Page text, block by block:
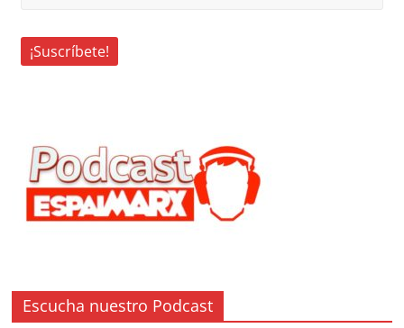
Escucha nuestro Podcast